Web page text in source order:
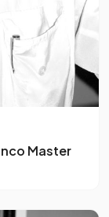
Master